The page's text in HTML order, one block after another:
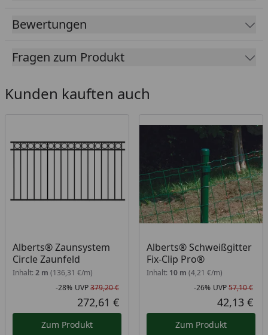
Bewertungen
Fragen zum Produkt
Kunden kauften auch
Alberts® Zaunsystem
Circle Zaunfeld
Inhalt: 2 m (136,31 €/m)
Rabatt in Prozent
-28%
Ursprünglicher Preis
UVP379,20 €
Aktueller Preis
272,61 €
Zum Produkt
Alberts® Schweißgitter
Fix-Clip Pro®
Inhalt: 10 m (4,21 €/m)
-26% UVP57,10 €
42,13 €
Zum Produkt